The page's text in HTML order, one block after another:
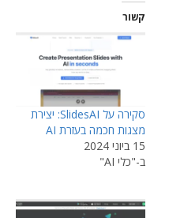
קשור
סקירה על SlidesAI: יצירת
מצגות חכמה בעזרת AI
15 ביוני 2024
ב-"כלי AI"